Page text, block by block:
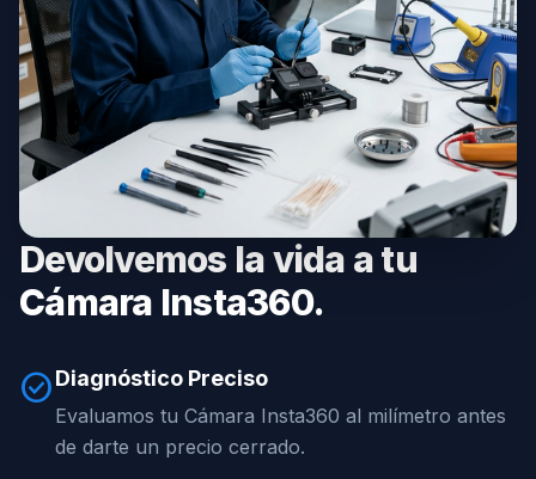
Devolvemos la vida a tu
Cámara Insta360.
check_circleDiagnóstico Preciso
Evaluamos tu Cámara Insta360 al milímetro antes
de darte un precio cerrado.